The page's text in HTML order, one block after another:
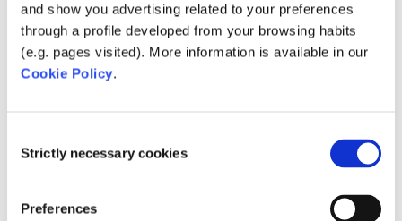
and show you advertising related to your preferences
through a profile developed from your browsing habits
(e.g. pages visited). More information is available in our
Cookie Policy.
Selection
Strictly necessary cookies
Preferences
Kunden/Nutzer in diesem Sinne eine kostenlose
Endnutzerlizenz zur Nutzung der auf dem Portal
verfügbaren Inhalte und Funktionalitäten gemäß
Dokuments und/oder den geltenden Gesetzen.
territorialen Geltungsbereich der EU beschränkt,